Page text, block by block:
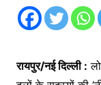
रायपुर/नई दिल्ली :